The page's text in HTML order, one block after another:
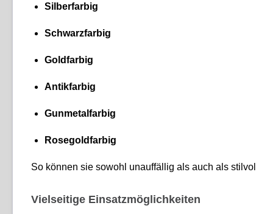
Silberfarbig
Schwarzfarbig
Goldfarbig
Antikfarbig
Gunmetalfarbig
Rosegoldfarbig
So können sie sowohl unauffällig als auch als
Vielseitige Einsatzmöglichkeiten